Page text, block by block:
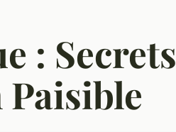
: Secrets